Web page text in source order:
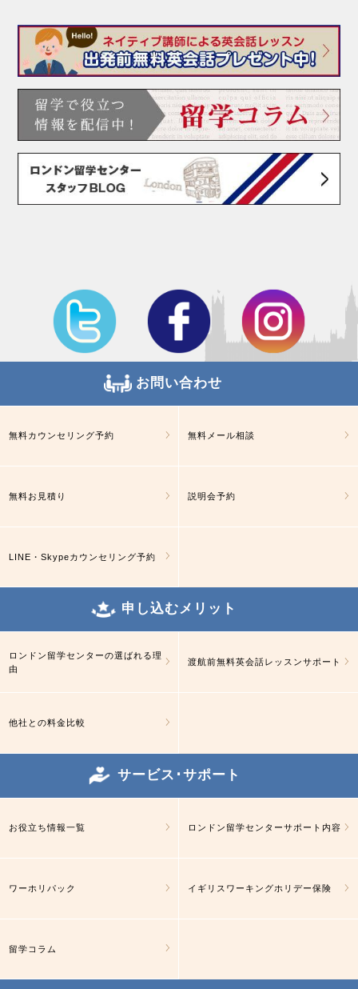
お問い合わせ
無料カウンセリング予約 無料メール相談
無料お見積り 説明会予約
LINE・Skypeカウンセリング予約
申し込むメリット
ロンドン留学センターの選ばれる理
由
渡航前無料英会話レッスンサポート
他社との料金比較
サービス･サポート
お役立ち情報一覧 ロンドン留学センターサポート内容
ワーホリパック イギリスワーキングホリデー保険
留学コラム